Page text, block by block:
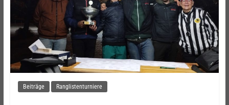
Beiträge Ranglistenturniere